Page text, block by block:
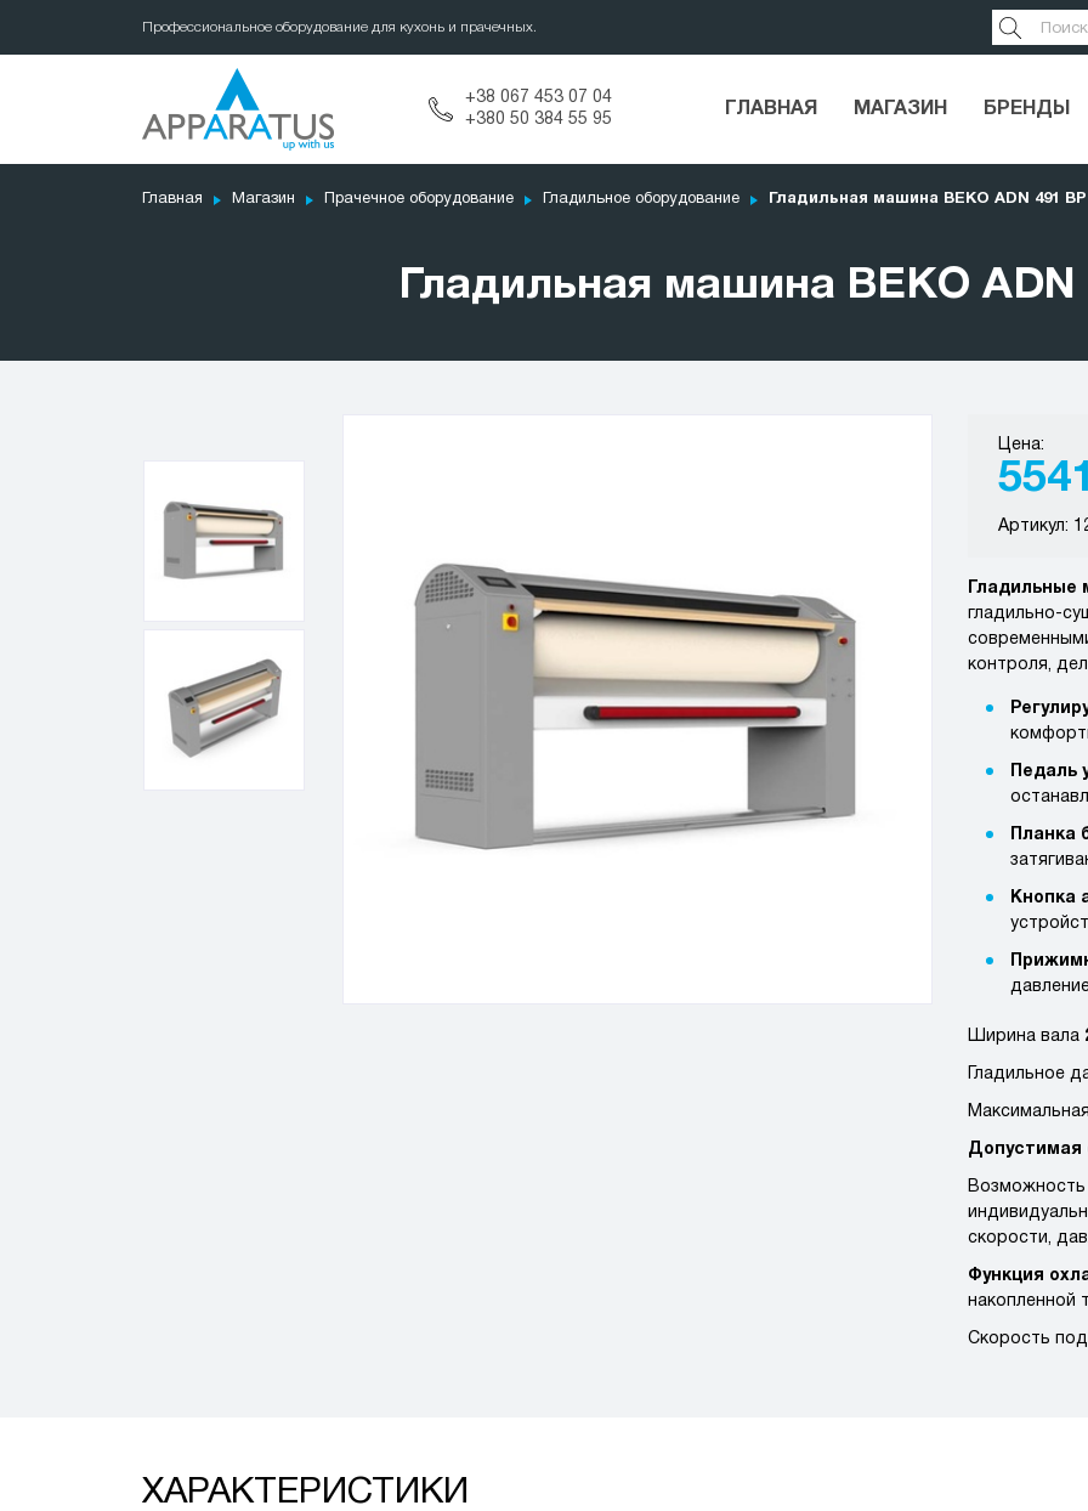
Профессиональное оборудование для кухонь и прачечных.
+38 067 453 07 04
+380 50 384 55 95
ГЛАВНАЯ МАГАЗИН БРЕНДЫ
Главная Магазин Прачечное оборудование Гладильное оборудование Гладильная машина BEKO ADN 491 BP
Гладильная машина BEKO ADN
Цена:
Артикул:
Гладильные
гладильно-
контроля,
Педаль
Планка
Кнопка
Ширина вала
Гладильное
Допустимая
Возможность
скорости,
Функция
накопленной
Скорость
ХАРАКТЕРИСТИКИ